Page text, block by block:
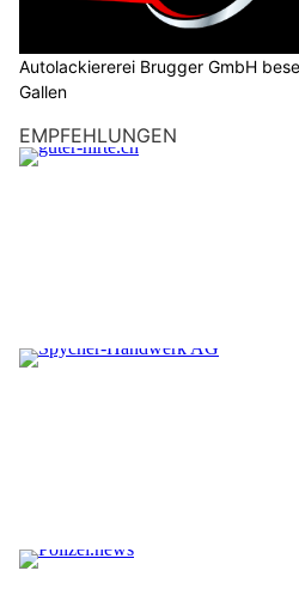
Autolackiererei Brugger GmbH
Gallen
EMPFEHLUNGEN